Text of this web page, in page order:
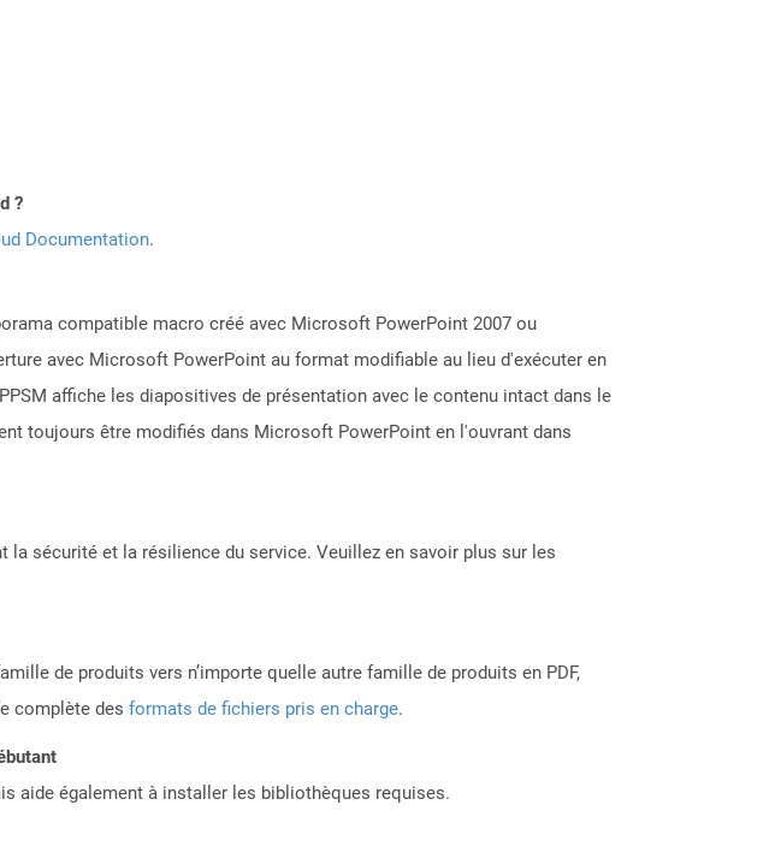
?
Documentation.
compatible macro créé avec Microsoft PowerPoint 2007 ou
avec Microsoft PowerPoint au format modifiable au lieu d'exécuter en
affiche les diapositives de présentation avec le contenu intact dans le
toujours être modifiés dans Microsoft PowerPoint en l'ouvrant dans
sécurité et la résilience du service. Veuillez en savoir plus sur les
de produits vers n’importe quelle autre famille de produits en PDF,
complète des formats de fichiers pris en charge.
aide également à installer les bibliothèques requises.